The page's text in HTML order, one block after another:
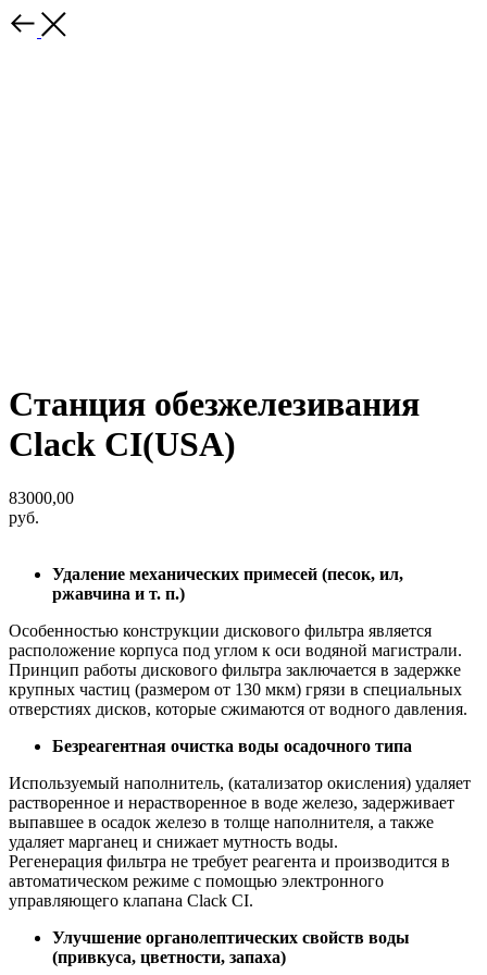
Станция обезжелезивания
Clack CI(USA)
83000,00
руб.
Удаление механических примесей (песок, ил,
ржавчина и т. п.)
Особенностью конструкции дискового фильтра является
расположение корпуса под углом к оси водяной магистрали.
Принцип работы дискового фильтра заключается в задержке
крупных частиц (размером от 130 мкм) грязи в специальных
отверстиях дисков, которые сжимаются от водного давления.
Безреагентная очистка воды осадочного типа
Используемый наполнитель, (катализатор окисления) удаляет
растворенное и нерастворенное в воде железо, задерживает
выпавшее в осадок железо в толще наполнителя, а также
удаляет марганец и снижает мутность воды.
Регенерация фильтра не требует реагента и производится в
автоматическом режиме с помощью электронного
управляющего клапана Clack CI.
Улучшение органолептических свойств воды
(привкуса, цветности, запаха)